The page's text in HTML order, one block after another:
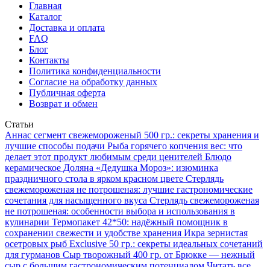
Главная
Каталог
Доставка и оплата
FAQ
Блог
Контакты
Политика конфиденциальности
Согласие на обработку данных
Публичная оферта
Возврат и обмен
Статьи
Аннаc сегмент свежемороженый 500 гр.: секреты хранения и
лучшие способы подачи Рыба горячего копчения вес: что
делает этот продукт любимым среди ценителей Блюдо
керамическое Доляна «Дедушка Мороз»: изюминка
праздничного стола в ярком красном цвете Стерлядь
свежемороженая не потрошеная: лучшие гастрономические
сочетания для насыщенного вкуса Стерлядь свежемороженая
не потрошеная: особенности выбора и использования в
кулинарии Термопакет 42*50: надёжный помощник в
сохранении свежести и удобстве хранения Икра зернистая
осетровых рыб Exclusive 50 гр.: секреты идеальных сочетаний
для гурманов Сыр творожный 400 гр. от Брюкке — нежный